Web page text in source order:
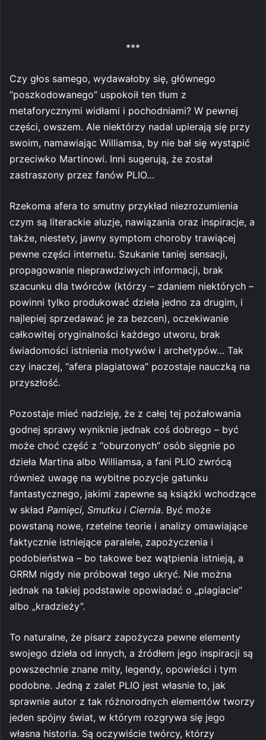
***
Czy głos samego, wydawałoby się, głównego
“poszkodowanego” uspokoił ten tłum z
metaforycznymi widłami i pochodniami? W pewnej
części, owszem. Ale niektórzy nadal upierają się przy
swoim, namawiając Williamsa, by nie bał się wystąpić
przeciwko Martinowi. Inni sugerują, że został
zastraszony przez fanów PLIO…
Rzekoma afera to smutny przykład niezrozumienia
czym są literackie aluzje, nawiązania oraz inspiracje, a
także, niestety, jawny symptom choroby trawiącej
pewne części internetu. Szukanie taniej sensacji,
propagowanie nieprawdziwych informacji, brak
szacunku dla twórców (którzy – zdaniem niektórych –
powinni tylko produkować dzieła jedno za drugim, i
najlepiej sprzedawać je za bezcen), oczekiwanie
całkowitej oryginalności każdego utworu, brak
świadomości istnienia motywów i archetypów… Tak
czy inaczej, “afera plagiatowa” pozostaje nauczką na
przyszłość.
Pozostaje mieć nadzieję, że z całej tej pożałowania
godnej sprawy wyniknie jednak coś dobrego – być
może choć część z “oburzonych” osób sięgnie po
dzieła Martina albo Williamsa, a fani PLIO zwrócą
również uwagę na wybitne pozycje gatunku
fantastycznego, jakimi zapewne są książki wchodzące
w skład Pamięci, Smutku i Ciernia. Być może
powstaną nowe, rzetelne teorie i analizy omawiające
faktycznie istniejące paralele, zapożyczenia i
podobieństwa – bo takowe bez wątpienia istnieją, a
GRRM nigdy nie próbował tego ukryć. Nie można
jednak na takiej podstawie opowiadać o „plagiacie”
albo „kradzieży”.
To naturalne, że pisarz zapożycza pewne elementy
swojego dzieła od innych, a źródłem jego inspiracji są
powszechnie znane mity, legendy, opowieści i tym
podobne. Jedną z zalet PLIO jest własnie to, jak
sprawnie autor z tak różnorodnych elementów tworzy
jeden spójny świat, w którym rozgrywa się jego
własna historia. Są oczywiście twórcy, którzy